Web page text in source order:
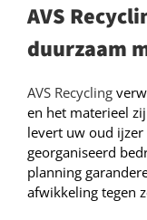
AVS
duurzaam
AVS Recycling
en het materieel
levert uw oud
georganiseerd
planning
afwikkeling tegen